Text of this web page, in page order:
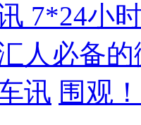
7*24小
人必备
讯 围观